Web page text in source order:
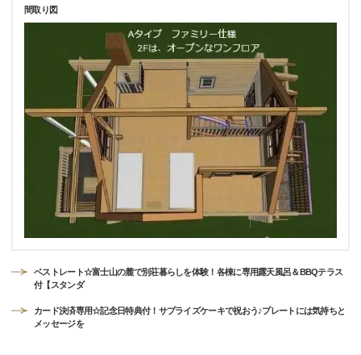
間取り図
ベストレート☆富士山の麓で別荘暮らしを体験！各棟に専用露天風呂＆BBQテラス
付【スタンダ
カード決済専用☆記念日特典付！サプライズケーキで祝おう♪プレートには気持ちと
メッセージを